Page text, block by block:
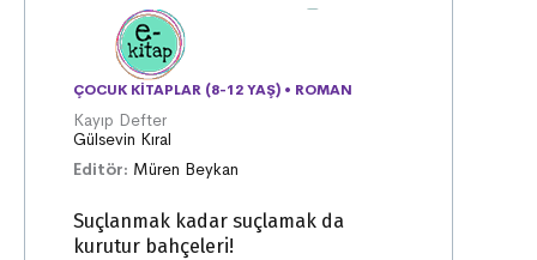
ÇOCUK KITAPLAR (8-12 YAŞ) • ROMAN
Kayıp Defter
Gülsevin Kıral
Editör: Müren Beykan
Suçlanmak kadar suçlamak da
kurutur bahçeleri!